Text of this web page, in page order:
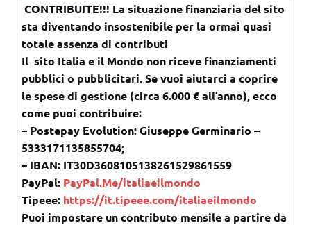
CONTRIBUITE!!! La situazione finanziaria del sito
sta diventando insostenibile per la ormai quasi
totale assenza di contributi
Il sito Italia e il Mondo non riceve finanziamenti
pubblici o pubblicitari. Se vuoi aiutarci a coprire
le spese di gestione (circa 6.000 € all’anno), ecco
come puoi contribuire:
– Postepay Evolution: Giuseppe Germinario –
5333171135855704;
– IBAN: IT30D3608105138261529861559
PayPal: PayPal.Me/italiaeilmondo
Tipeee: https://it.tipeee.com/italiaeilmondo
Puoi impostare un contributo mensile a partire da